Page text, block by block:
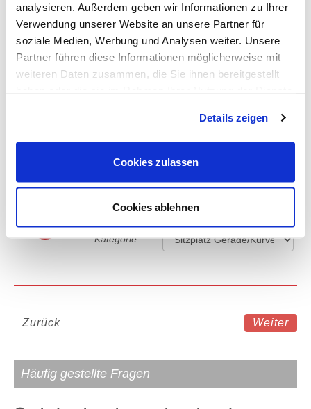
analysieren. Außerdem geben wir Informationen zu Ihrer
Verwendung unserer Website an unsere Partner für
soziale Medien, Werbung und Analysen weiter. Unsere
Partner führen diese Informationen möglicherweise mit
weiteren Daten zusammen, die Sie ihnen bereitgestellt
Details zeigen
Cookies zulassen
Cookies ablehnen
C
3-Sterne Hotel in Berlin
Bitte wählen Sie Ihren gewünschten
Zimmertyp.
D
Eintrittskarte
Kategorie
Zurück Weiter
Häufig gestellte Fragen